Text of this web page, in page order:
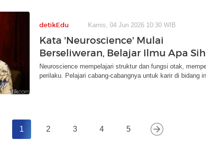
detikEdu Kamis, 04 Jun 2026 10:30 WIB
Kata 'Neuroscience' Mulai
Berseliweran, Belajar Ilmu Apa
Neuroscience mempelajari struktur dan fungsi otak,
perilaku. Pelajari cabang-cabangnya untuk karir di bidang
1 2 3 4 5